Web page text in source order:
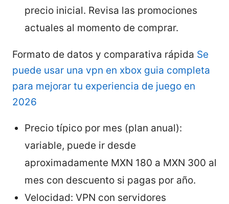
precio inicial. Revisa las promociones
actuales al momento de comprar.
Formato de datos y comparativa rápida Se
puede usar una vpn en xbox guia completa
para mejorar tu experiencia de juego en
2026
Precio típico por mes (plan anual):
variable, puede ir desde
aproximadamente MXN 180 a MXN 300 al
mes con descuento si pagas por año.
Velocidad: VPN con servidores